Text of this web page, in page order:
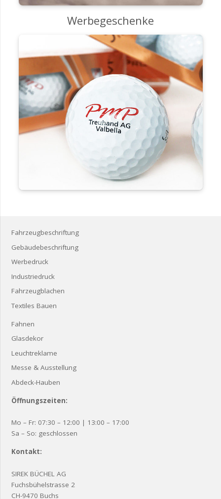
Werbegeschenke
Fahrzeugbeschriftung
Gebäudebeschriftung
Werbedruck
Industriedruck
Fahrzeugblachen
Textiles Bauen
Fahnen
Glasdekor
Leuchtreklame
Messe & Ausstellung
Abdeck-Hauben
Öffnungszeiten:
Mo – Fr: 07:30 – 12:00 | 13:00 – 17:00
Sa – So: geschlossen
Kontakt:
SIREK BÜCHEL AG
Fuchsbühelstrasse 2
CH-9470 Buchs